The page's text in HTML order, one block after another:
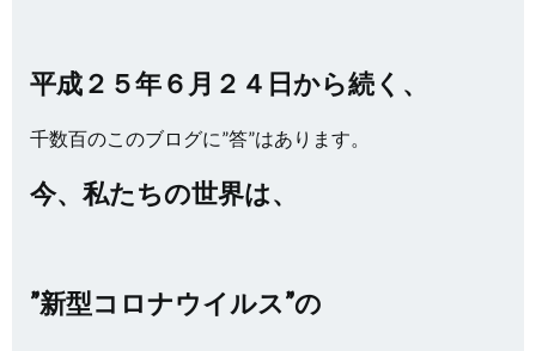
平成２５年６月２４日から続く、
千数百のこのブログに”答”はあります。
今、私たちの世界は、
”新型コロナウイルス”の